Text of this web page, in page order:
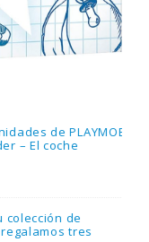
de PLAYMOBIL
El coche
de
tres